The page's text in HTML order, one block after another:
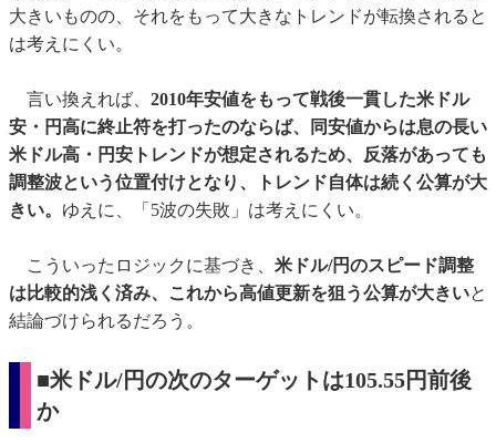
大きいものの、それをもって大きなトレンドが転換されると
は考えにくい。
言い換えれば、 2010年安値をもって戦後一貫した米ドル
安・円高に終止符を打ったのならば、同安値からは息の長い
米ドル高・円安トレンドが想定されるため、反落があっても
調整波という位置付けとなり、トレンド自体は続く公算が大
きい。 ゆえに、「5波の失敗」は考えにくい。
こういったロジックに基づき、 米ドル/円のスピード調整
は比較的浅く済み、これから高値更新を狙う公算が大きいと
結論づけられるだろう。
■米ドル/円の次のターゲットは105.55円前後
か